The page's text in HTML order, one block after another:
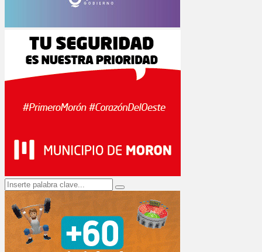
Search
for:
Search